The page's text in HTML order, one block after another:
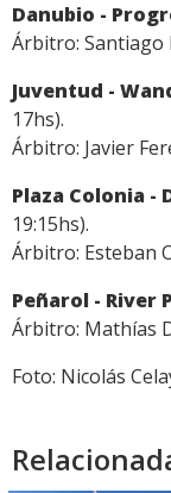
Danubio -
Árbitro: Santiago
Juventud -
17hs).
Árbitro: Javier
Plaza Colonia
19:15hs).
Árbitro: Esteban
Peñarol - River
Árbitro: Mathías
Foto: Nicolás